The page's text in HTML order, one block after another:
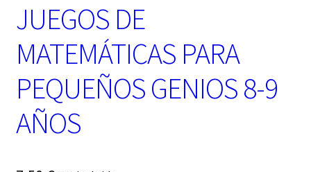
aJUEGOS DE
MATEMÁTICAS PARA
PEQUEÑOS GENIOS 8-9
AÑOS